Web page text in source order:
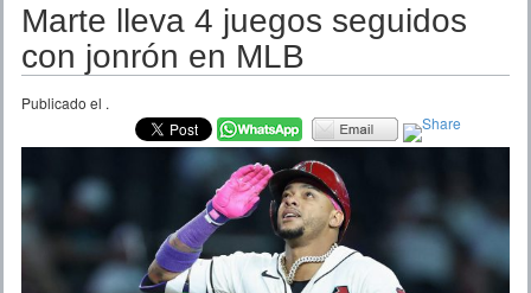
TEMPORADAS
Marte lleva 4 juegos seguidos
con jonrón en MLB
Publicado el .